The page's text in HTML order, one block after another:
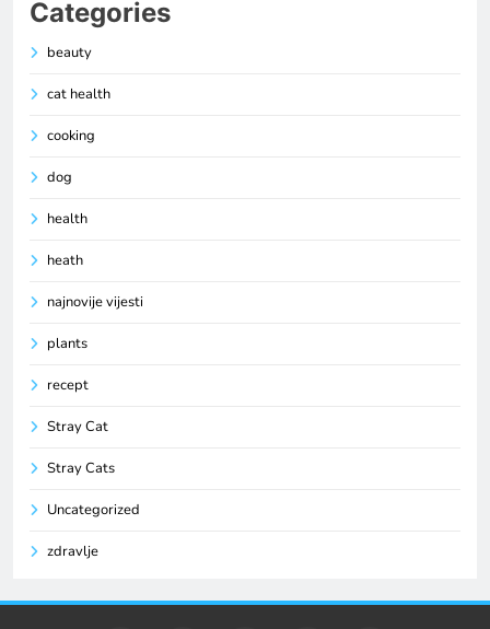
Categories
beauty
cat health
cooking
dog
health
heath
najnovije vijesti
plants
recept
Stray Cat
Stray Cats
Uncategorized
zdravlje